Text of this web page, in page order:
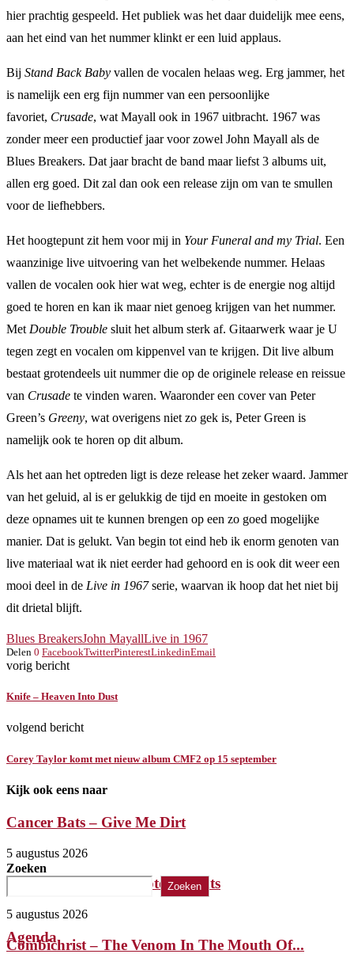
hier prachtig gespeeld. Het publiek was het daar duidelijk mee eens,
aan het eind van het nummer klinkt er een luid applaus.
Bij Stand Back Baby vallen de vocalen helaas weg. Erg jammer, het
is namelijk een erg fijn nummer van een persoonlijke
favoriet, Crusade, wat Mayall ook in 1967 uitbracht. 1967 was
zonder meer een productief jaar voor zowel John Mayall als de
Blues Breakers. Dat jaar bracht de band maar liefst 3 albums uit,
allen erg goed. Dit zal dan ook een release zijn om van te smullen
voor de liefhebbers.
Het hoogtepunt zit hem voor mij in Your Funeral and my Trial. Een
waanzinige live uitvoering van het welbekende nummer. Helaas
vallen de vocalen ook hier wat weg, echter is de energie nog altijd
goed te horen en kan ik maar niet genoeg krijgen van het nummer.
Met Double Trouble sluit het album sterk af. Gitaarwerk waar je U
tegen zegt en vocalen om kippenvel van te krijgen. Dit live album
bestaat grotendeels uit nummer die op de originele release en reissue
van Crusade te vinden waren. Waaronder een cover van Peter
Green’s Greeny, wat overigens niet zo gek is, Peter Green is
namelijk ook te horen op dit album.
Als het aan het optreden ligt is deze release het zeker waard. Jammer
van het geluid, al is er gelukkig de tijd en moeite in gestoken om
deze opnames uit te kunnen brengen op een zo goed mogelijke
manier. Dat is gelukt. Van begin tot eind heb ik enorm genoten van
live materiaal wat ik niet eerder had gehoord en is ook dit weer een
mooi deel in de Live in 1967serie, waarvan ik hoop dat het niet bij
dit drietal blijft.
Blues BreakersJohn MayallLive in 1967
Delen 0 FacebookTwitterPinterestLinkedinEmail
vorig bericht
Knife – Heaven Into Dust
volgend bericht
Corey Taylor komt met nieuw album CMF2 op 15 september
Kijk ook eens naar
Cancer Bats – Give Me Dirt
5 augustus 2026
The Iron Roses – Molotov Nights
5 augustus 2026
Combichrist – The Venom In The Mouth Of...
Zoeken
Zoeken
Agenda